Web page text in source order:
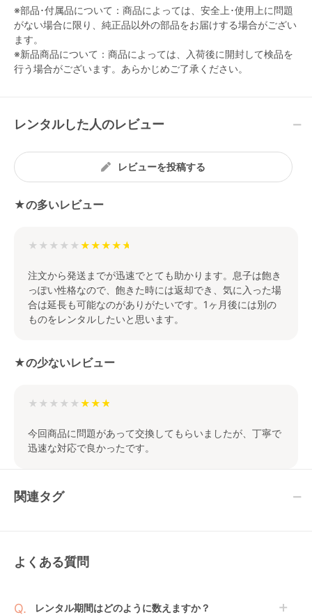
※部品･付属品について：商品によっては、安全上･使用上に問題
がない場合に限り、純正品以外の部品をお届けする場合がござい
ます。
※新品商品について：商品によっては、入荷後に開封して検品を
行う場合がございます。あらかじめご了承ください。
レンタルした人のレビュー
レビューを投稿する
★の多いレビュー
★★★★★
注文から発送までが迅速でとても助かります。息子は飽き
っぽい性格なので、飽きた時には返却でき、気に入った場
合は延長も可能なのがありがたいです。1ヶ月後には別の
ものをレンタルしたいと思います。
★の少ないレビュー
★★★★★
今回商品に問題があって交換してもらいましたが、丁寧で
迅速な対応で良かったです。
関連タグ
よくある質問
レンタル期間はどのように数えますか？